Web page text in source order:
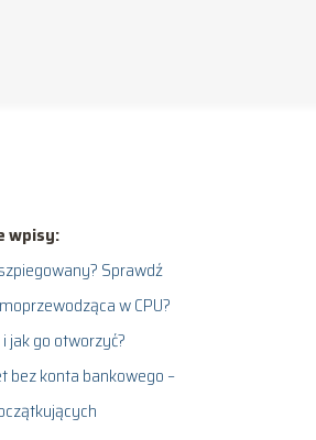
wpisy:
Sprawdź
w CPU?
jak go otworzyć?
bez konta bankowego –